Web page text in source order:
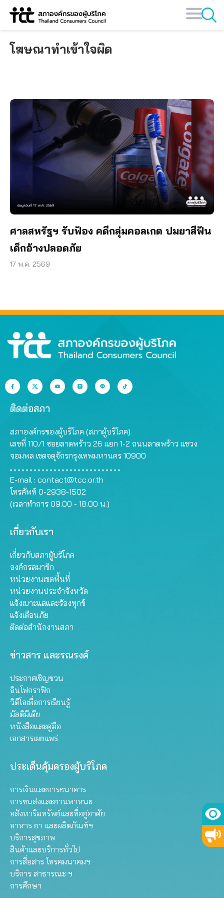
Skip
โฆษณาทำเข้าใจผิด
ศาลสหรัฐฯ รับฟ้อง คดีกลุ่มคอลเกต ปมยาสีฟัน
เด็กอ้างปลอดภัย
17 พ.ค. 2569
ติดต่อสภา
สภาองค์กรของผู้บริโภค (สภาผู้บริโภค)
เลขที่ 110/1 ซอยลาดพร้าว 26 แยก 1-2 ถนนลาดพร้าว แขวง
จอมพล เขตจตุจักรกรุงเทพมหานคร 10900
E-mail : contact@tcc.or.th
โทรศัพท์ 0-2938-1502
(เวลาทำการ 09.00 - 18.00 น.)
เกี่ยวกับเรา
เกี่ยวกับสภาผู้บริโภค
องค์กรสมาชิก
หน่วยงานเขตพื้นที่
หน่วยงานประจำจังหวัด
แจ้งเบาะแสและร้องทุกข์
แจ้งเตือนภัย
ติดต่อสำนักงานสภา
ข่าวสาร และรณรงค์
ประกาศเชิญชวน
อินโฟกราฟิก
วิดีโอเพื่อการเรียนรู้
มัลติมีเดีย
หนังสือและคู่มือ
เอกสารเผยแพร่
ประเด็นคุ้มครองผู้บริโภค
การเงินและการธนาคาร
การขนส่งและยานพาหนะ
อสังหาริมทรัพย์และที่อยู่อาศัย
อาหาร ยา และผลิตภัณฑ์ฯ
บริการสุขภาพ
สินค้าและบริการทั่วไป
การสื่อสาร โทรคมนาคมฯ
บริการ สาธารณะ ฯ
การศึกษา